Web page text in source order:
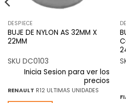
DESPIECE
BUJE DE NYLON AS 32MM X
22MM
SKU DC0103
Inicia Sesion para ver los
precios
RENAULT R12 ULTIMAS UNIDADES